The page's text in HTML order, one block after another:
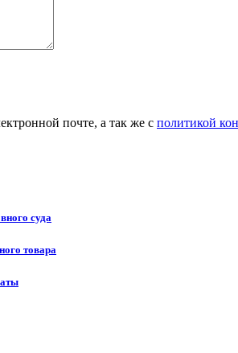
почте, а так же с политикой
суда
товара